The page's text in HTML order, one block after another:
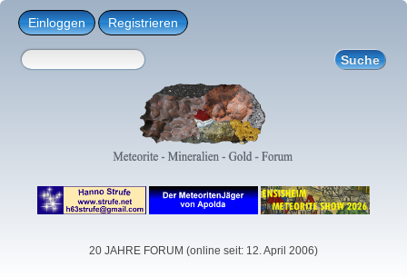
Einloggen Registrieren
20 JAHRE FORUM (online seit: 12. April 2006)